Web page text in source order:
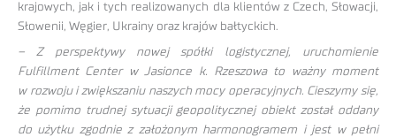
krajowych, jak i tych realizowanych dla klientów z Czech, Słowacji,
Słowenii, Węgier, Ukrainy oraz krajów bałtyckich.
– Z perspektywy nowej spółki logistycznej, uruchomienie
Fulfillment Center w Jasionce k. Rzeszowa to ważny moment
w rozwoju i zwiększaniu naszych mocy operacyjnych. Cieszymy się,
że pomimo trudnej sytuacji geopolitycznej obiekt został oddany
do użytku zgodnie z założonym harmonogramem i jest w pełni